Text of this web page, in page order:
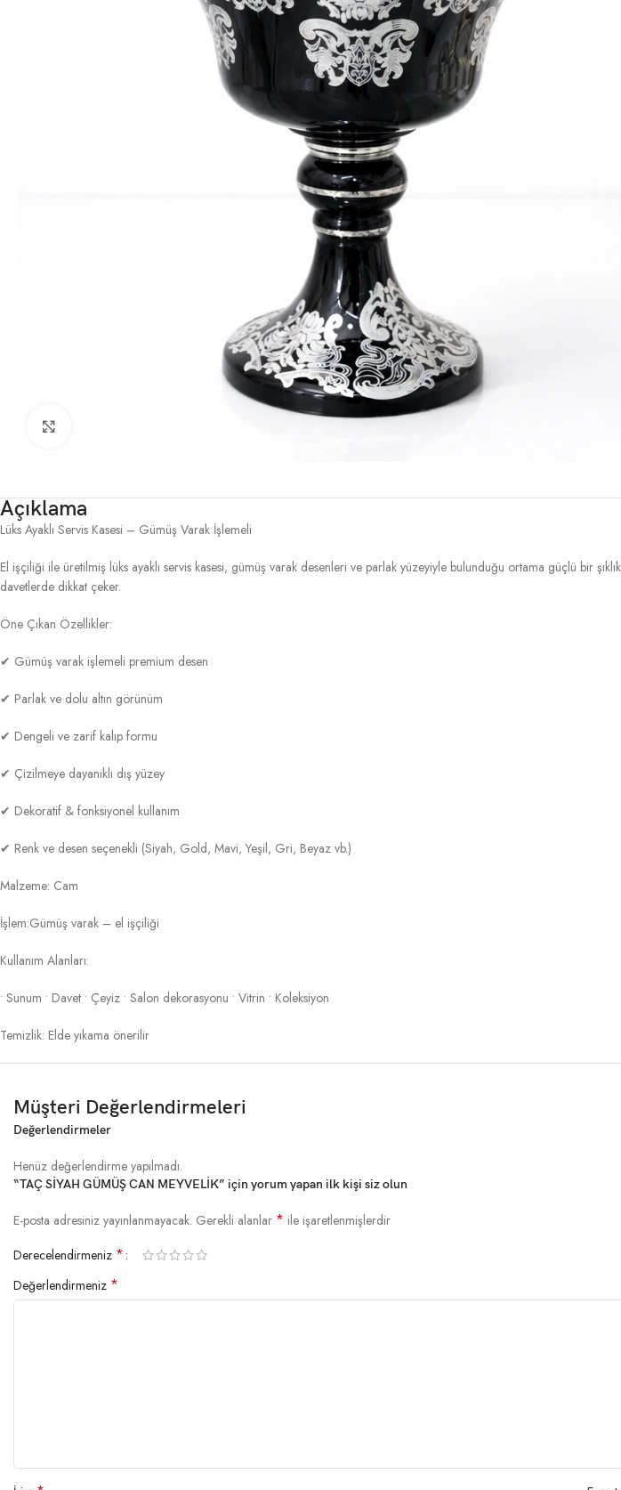
Açıklama
Lüks Ayaklı Servis Kasesi – Gümüş Varak İşlemeli
El işçiliği ile üretilmiş lüks ayaklı servis kasesi, gümüş varak desenleri ve parlak yüzeyiyle bulunduğu ortama güçlü bir
davetlerde dikkat çeker.
Öne Çıkan Özellikler:
✔ Gümüş varak işlemeli premium desen
✔ Parlak ve dolu altın görünüm
✔ Dengeli ve zarif kalıp formu
✔ Çizilmeye dayanıklı dış yüzey
✔ Dekoratif & fonksiyonel kullanım
✔ Renk ve desen seçenekli (Siyah, Gold, Mavi, Yeşil, Gri, Beyaz vb.)
Malzeme: Cam
İşlem:Gümüş varak – el işçiliği
Kullanım Alanları:
• Sunum • Davet • Çeyiz • Salon dekorasyonu • Vitrin • Koleksiyon
Temizlik: Elde yıkama önerilir
Müşteri Değerlendirmeleri
Değerlendirmeler
Henüz değerlendirme yapılmadı.
“TAÇ SİYAH GÜMÜŞ CAN MEYVELİK” için yorum yapan ilk kişi siz olun
E-posta adresiniz yayınlanmayacak. Gerekli alanlar * ile işaretlenmişlerdir
Derecelendirmeniz *
Değerlendirmeniz *